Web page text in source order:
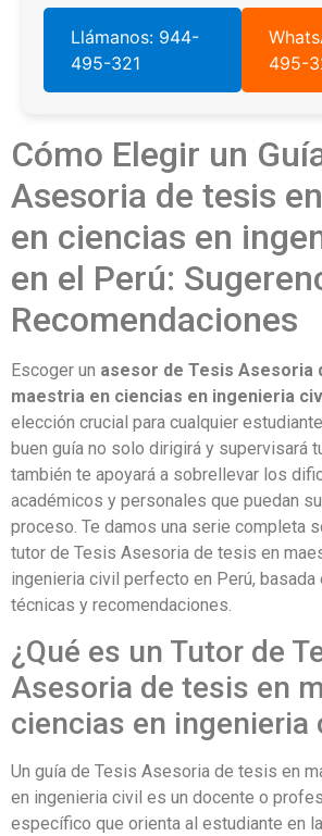
Llámanos: 944-
495-321
495-
Cómo Elegir un
Asesoria de tesis
en ciencias en
en el Perú:
Recomendaciones
Escoger un asesor de Tesis Asesoria
maestria en ciencias en ingenieria
elección crucial para cualquier
buen guía no solo dirigirá y supervisará
también te apoyará a sobrellevar los
académicos y personales que puedan
proceso. Te damos una serie completa
tutor de Tesis Asesoria de tesis en
ingenieria civil perfecto en Perú, basada
técnicas y recomendaciones.
¿Qué es un Tutor de
Asesoria de tesis en
ciencias en ingenieria
Un guía de Tesis Asesoria de tesis en
en ingenieria civil es un docente o
específico que orienta al estudiante en